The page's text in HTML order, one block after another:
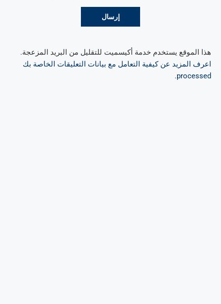
هذا الموقع يستخدم خدمة أكيسميت للتقليل من البريد المزعجة.
اعرف المزيد عن كيفية التعامل مع بيانات التعليقات الخاصة بك
processed
.